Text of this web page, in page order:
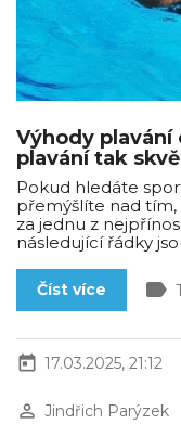
Výhody plavání
plavání tak
Pokud hledáte
přemýšlíte nad tím,
za jednu z
následující řádky
Číst více label
today 17.03.2025, 21:12
perm_identity Jindřich Parýzek